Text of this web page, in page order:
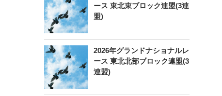
ース 東北東ブロック連盟(3連
盟)
2026年グランドナショナルレ
ース 東北北部ブロック連盟(3
連盟)